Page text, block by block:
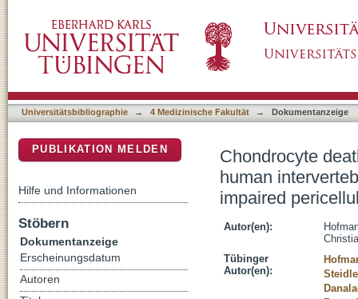
is associated with a structurally impaired
Universitätsbibliographie → 4 Medizinische Fakultät → Dokumentanzeige
Chondrocyte
human
impaired
Autor(en):
Tübinger
Autor(en):
PUBLIKATION MELDEN
Hilfe und Informationen
Stöbern
Dokumentanzeige
Erscheinungsdatum
Autoren